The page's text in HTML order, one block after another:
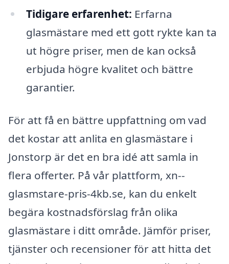
Tidigare erfarenhet: Erfarna
glasmästare med ett gott rykte kan ta
ut högre priser, men de kan också
erbjuda högre kvalitet och bättre
garantier.
För att få en bättre uppfattning om vad
det kostar att anlita en glasmästare i
Jonstorp är det en bra idé att samla in
flera offerter. På vår plattform, xn--
glasmstare-pris-4kb.se, kan du enkelt
begära kostnadsförslag från olika
glasmästare i ditt område. Jämför priser,
tjänster och recensioner för att hitta det